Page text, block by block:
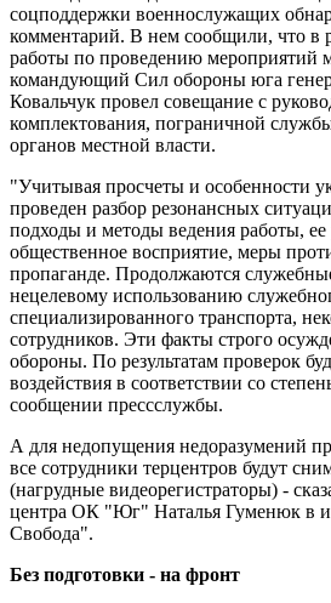
соцподдержки военнослужащих
комментарий. В нем сообщили, что в
работы по проведению мероприятий
командующий Сил обороны юга
Ковальчук провел совещание с
комплектования, пограничной
органов местной власти.
"Учитывая просчеты и особенности
проведен разбор резонансных
подходы и методы ведения работы, ее
общественное восприятие, меры
пропаганде. Продолжаются
нецелевому использованию
специализированного транспорта,
сотрудников. Эти факты строго
обороны. По результатам проверок
воздействия в соответствии со
сообщении прессслужбы.
А для недопущения недоразумений
все сотрудники терцентров будут
(нагрудные видеорегистраторы) -
центра ОК "Юг" Наталья Гуменюк в
Свобода".
Без подготовки - на фронт